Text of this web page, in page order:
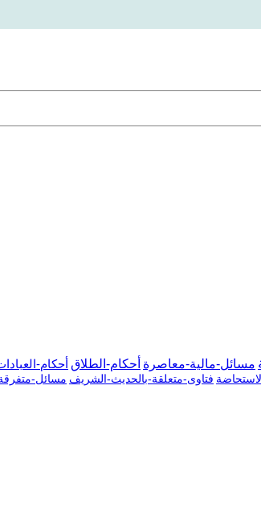
مسائل-مالية-معاصرة أحكام-الطلاق أحكام-
فتاوى-متعلقة-بالحديث-الشريف مسائل-